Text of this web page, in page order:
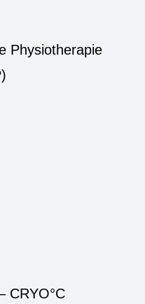
Physiotherapie
CRYO°C